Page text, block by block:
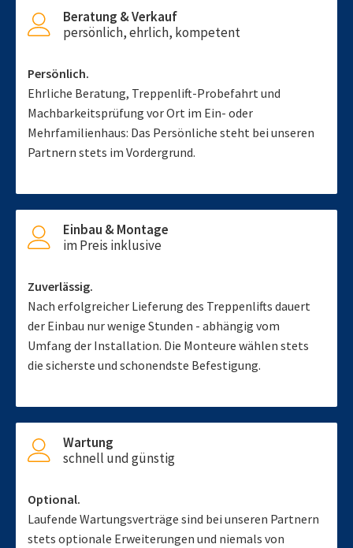
Beratung & Verkauf
persönlich, ehrlich, kompetent
Persönlich.
Ehrliche Beratung, Treppenlift-Probefahrt und
Machbarkeitsprüfung vor Ort im Ein- oder
Mehrfamilienhaus: Das Persönliche steht bei unseren
Partnern stets im Vordergrund.
Einbau & Montage
im Preis inklusive
Zuverlässig.
Nach erfolgreicher Lieferung des Treppenlifts dauert
der Einbau nur wenige Stunden - abhängig vom
Umfang der Installation. Die Monteure wählen stets
die sicherste und schonendste Befestigung.
Wartung
schnell und günstig
Optional.
Laufende Wartungsverträge sind bei unseren Partnern
stets optionale Erweiterungen und niemals von